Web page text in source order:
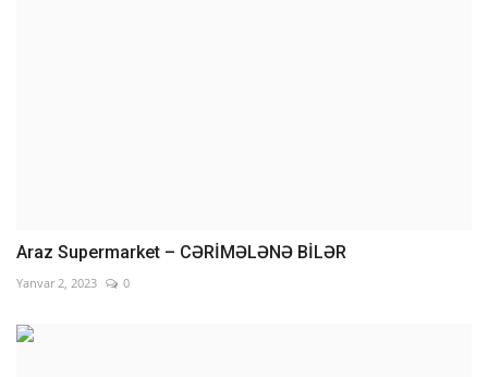
Araz Supermarket – CƏRİMƏLƏNƏ BİLƏR
Yanvar 2, 2023 0